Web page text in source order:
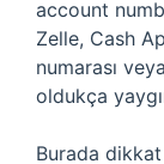
account
Zelle, Cash
numarası
oldukça
Burada